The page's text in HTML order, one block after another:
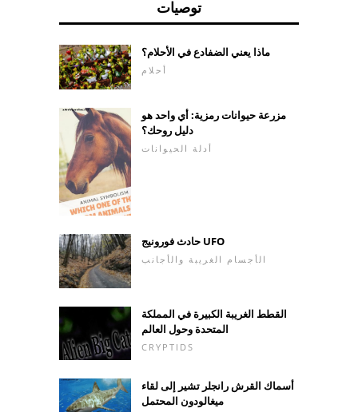
توصيات
ماذا يعني الضفادع في الأحلام؟
أحلام
مزرعة حيوانات رمزية: أي واحد هو
دليل روحك؟
أدلة الحيوانات
حادث فورونيج UFO
الأجسام الغريبة والأجانب
القطط الغريبة الكبيرة في المملكة
المتحدة وحول العالم
CRYPTIDS
أسماك القرش رانجلر تشير إلى لقاء
ميغالودون المحتمل